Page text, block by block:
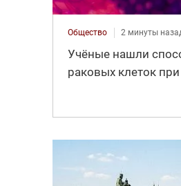
Общество 2 минуты
Учёные нашли
раковых клеток